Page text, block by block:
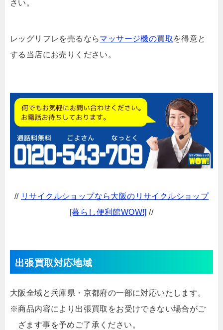
さい。
レッグリフレを売るならマッサージ機の買取 を得意と
する当店にお売りください。
// リサイクルショップなら大阪のリサイクルショップ
[暮らし便利館WOW!] //
出張買取対応地域
大阪全域と兵庫県・京都府の一部に対応いたします。
※商品内容により出張買取をお受けできない場合がご
ざます事を予めご了承ください。